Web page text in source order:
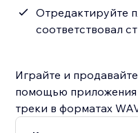
Отредактируйте
соответствовал
Играйте и
помощью приложения Wix
треки в форматах